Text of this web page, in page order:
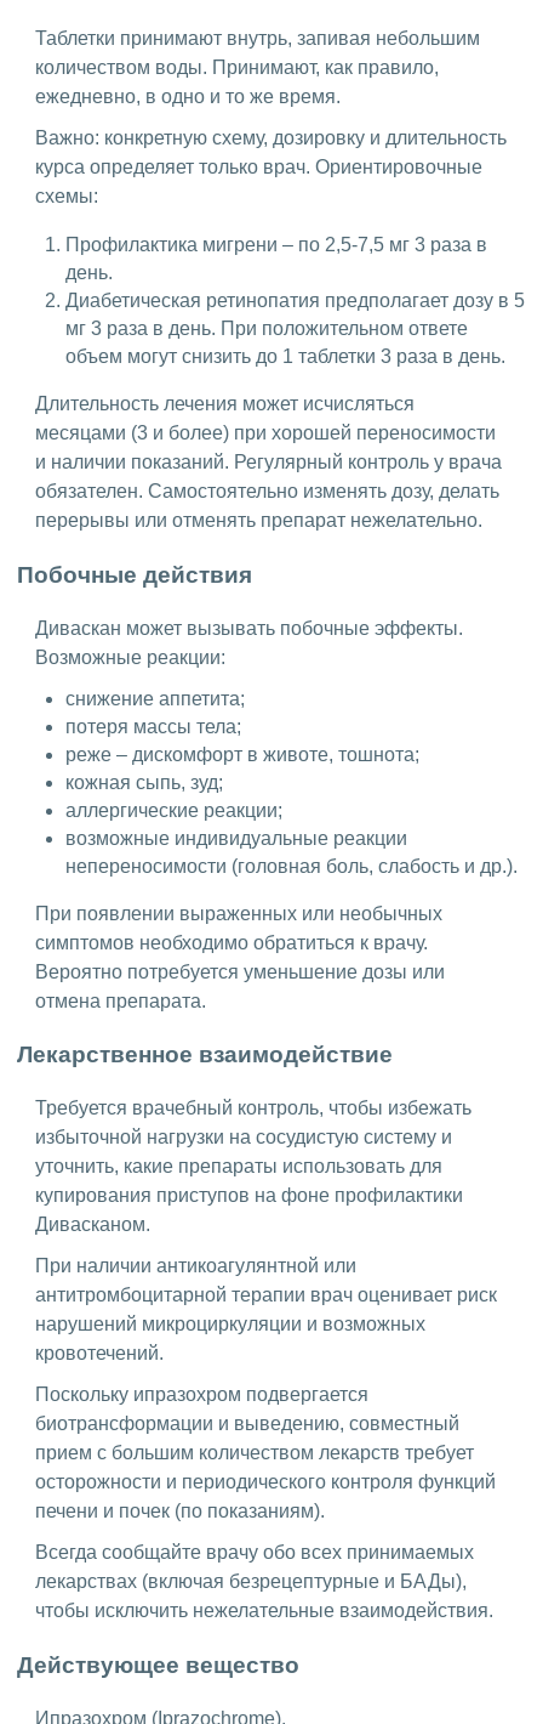
Таблетки принимают внутрь, запивая небольшим
количеством воды. Принимают, как правило,
ежедневно, в одно и то же время.
Важно: конкретную схему, дозировку и длительность
курса определяет только врач. Ориентировочные
схемы:
Профилактика мигрени – по 2,5-7,5 мг 3 раза в
день.
Диабетическая ретинопатия предполагает дозу в 5
мг 3 раза в день. При положительном ответе
объем могут снизить до 1 таблетки 3 раза в день.
Длительность лечения может исчисляться
месяцами (3 и более) при хорошей переносимости
и наличии показаний. Регулярный контроль у врача
обязателен. Самостоятельно изменять дозу, делать
перерывы или отменять препарат нежелательно.
Побочные действия
Диваскан может вызывать побочные эффекты.
Возможные реакции:
снижение аппетита;
потеря массы тела;
реже – дискомфорт в животе, тошнота;
кожная сыпь, зуд;
аллергические реакции;
возможные индивидуальные реакции
непереносимости (головная боль, слабость и др.).
При появлении выраженных или необычных
симптомов необходимо обратиться к врачу.
Вероятно потребуется уменьшение дозы или
отмена препарата.
Лекарственное взаимодействие
Требуется врачебный контроль, чтобы избежать
избыточной нагрузки на сосудистую систему и
уточнить, какие препараты использовать для
купирования приступов на фоне профилактики
Дивасканом.
При наличии антикоагулянтной или
антитромбоцитарной терапии врач оценивает риск
нарушений микроциркуляции и возможных
кровотечений.
Поскольку ипразохром подвергается
биотрансформации и выведению, совместный
прием с большим количеством лекарств требует
осторожности и периодического контроля функций
печени и почек (по показаниям).
Всегда сообщайте врачу обо всех принимаемых
лекарствах (включая безрецептурные и БАДы),
чтобы исключить нежелательные взаимодействия.
Действующее вещество
Ипразохром (Iprazochrome).